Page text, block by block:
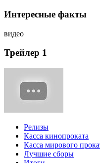
Интересные факты
видео
Трейлер 1
Релизы
Касса кинопроката
Касса мирового
Лучшие сборы